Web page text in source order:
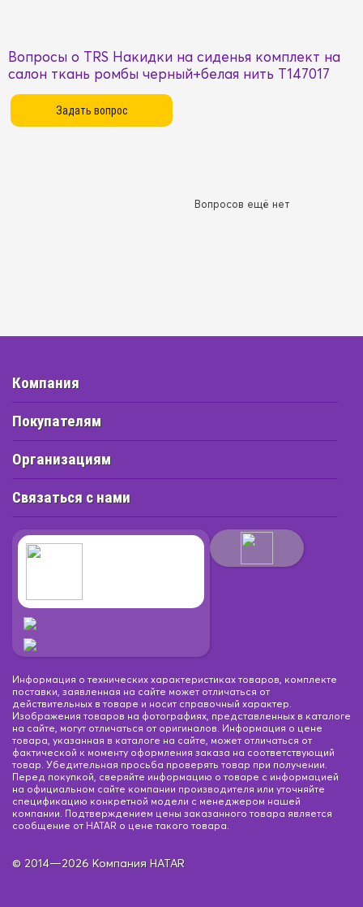
Вопросы о TRS Накидки на сиденья комплект на
салон ткань ромбы черный+белая нить T147017
Вопросов ещё нет
Компания
Покупателям
Организациям
Связаться с нами
Информация о технических характеристиках товаров, комплекте
поставки, заявленная на сайте может отличаться от
действительных в товаре и носит справочный характер.
Изображения товаров на фотографиях, представленных в каталоге
на сайте, могут отличаться от оригиналов. Информация о цене
товара, указанная в каталоге на сайте, может отличаться от
фактической к моменту оформления заказа на соответствующий
товар. Убедительная просьба проверять товар при получении.
Перед покупкой, сверяйте информацию о товаре с информацией
на официальном сайте компании производителя или уточняйте
спецификацию конкретной модели с менеджером нашей
компании. Подтверждением цены заказанного товара является
сообщение от HATAR о цене такого товара.
© 2014—2026 Компания HATAR